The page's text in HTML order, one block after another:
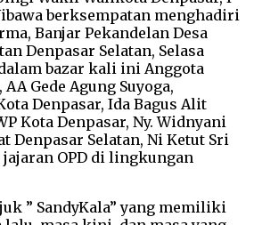
berksempatan menghadiri
Banjar Pekandelan Desa
Denpasar Selatan, Selasa
bazar kali ini Anggota
Gede Agung Suyoga,
Denpasar, Ida Bagus Alit
Kota Denpasar, Ny. Widnyani
Denpasar Selatan, Ni Ketut Sri
OPD di lingkungan
” SandyKala” yang memiliki